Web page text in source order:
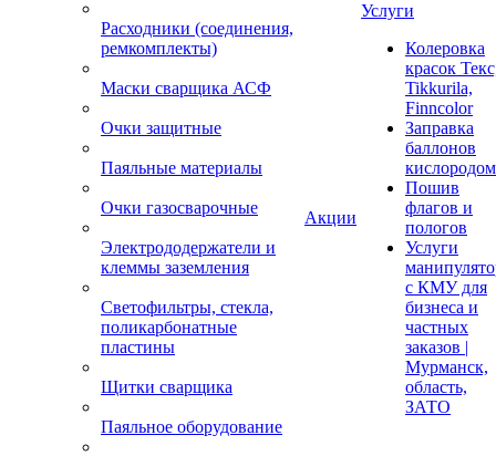
Расходники (соединения,
ремкомплекты)
Маски сварщика АСФ
Очки защитные
Паяльные материалы
Очки газосварочные
Электрододержатели и
клеммы заземления
Светофильтры, стекла,
поликарбонатные
пластины
Щитки сварщика
Паяльное оборудование
Акции
Услуги
Колеровка
красок
Tikkurila,
Finncolor
Заправка
баллонов
кислородом
Пошив
флагов и
пологов
Услуги
с КМУ для
бизнеса и
частных
заказов |
Мурманск,
область,
ЗАТО